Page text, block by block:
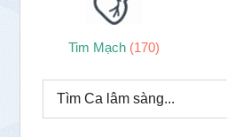
Tim Mạch (170)